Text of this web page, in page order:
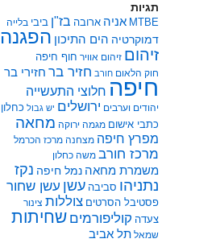
תגיות
MTBE אניה ארובה בז"ן ביבי בלייה
דמוקרטיה הים התיכון הפגנה
זיהום זיהום אוויר חוף חיפה
חוק הלאום חורב חזיר בר חזירי בר
חיפה חלוצי התעשייה
יהודים וערבים ירושלים יש גבול כחלון
כתבי אישום מגמה ירוקה מחאה
מפרץ חיפה מצחנה מרכז הכרמל
מרכז חורב משה כחלון
משמרת מחאה נמל חיפה נקז
נתניהו סביבה עשן עשן שחור
פסטיבל הסרטים צוללות צינור
צעדה קוליפורמים שחיתות
שמאל תל אביב